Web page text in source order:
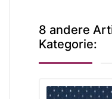
8 andere
Kategorie: